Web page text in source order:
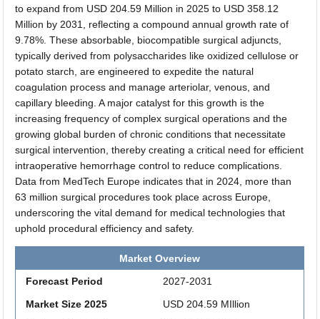
to expand from USD 204.59 Million in 2025 to USD 358.12
Million by 2031, reflecting a compound annual growth rate of
9.78%. These absorbable, biocompatible surgical adjuncts,
typically derived from polysaccharides like oxidized cellulose or
potato starch, are engineered to expedite the natural
coagulation process and manage arteriolar, venous, and
capillary bleeding. A major catalyst for this growth is the
increasing frequency of complex surgical operations and the
growing global burden of chronic conditions that necessitate
surgical intervention, thereby creating a critical need for efficient
intraoperative hemorrhage control to reduce complications.
Data from MedTech Europe indicates that in 2024, more than
63 million surgical procedures took place across Europe,
underscoring the vital demand for medical technologies that
uphold procedural efficiency and safety.
Market Overview
Forecast Period
2027-2031
Market Size 2025
USD 204.59 MIllion